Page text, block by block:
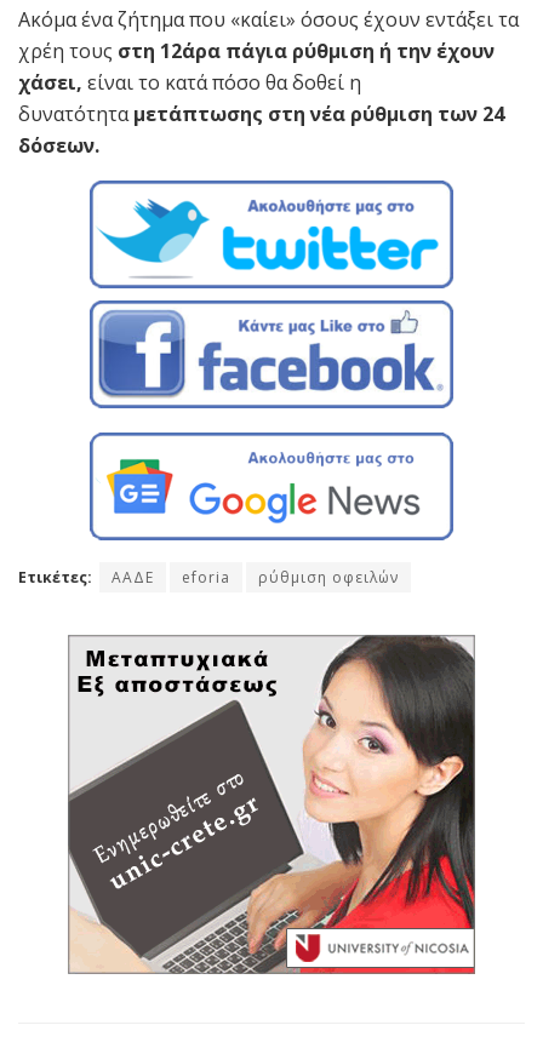
Ακόμα ένα ζήτημα που «καίει» όσους έχουν εντάξει τα
χρέη τους στη 12άρα πάγια ρύθμιση ή την έχουν
χάσει, είναι το κατά πόσο θα δοθεί η
δυνατότηταμετάπτωσης στη νέα ρύθμιση των 24
δόσεων.
Ετικέτες: ΑΑΔΕ eforia ρύθμιση οφειλών